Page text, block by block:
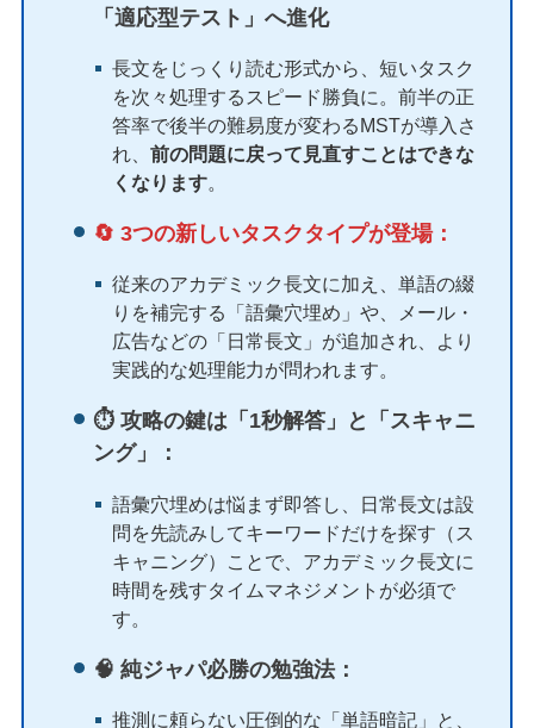
「適応型テスト」へ進化
長文をじっくり読む形式から、短いタスク
を次々処理するスピード勝負に。前半の正
答率で後半の難易度が変わるMSTが導入さ
れ、前の問題に戻って見直すことはできな
くなります。
🔄 3つの新しいタスクタイプが登場：
従来のアカデミック長文に加え、単語の綴
りを補完する「語彙穴埋め」や、メール・
広告などの「日常長文」が追加され、より
実践的な処理能力が問われます。
⏱️ 攻略の鍵は「1秒解答」と「スキャニ
ング」：
語彙穴埋めは悩まず即答し、日常長文は設
問を先読みしてキーワードだけを探す（ス
キャニング）ことで、アカデミック長文に
時間を残すタイムマネジメントが必須で
す。
🧠 純ジャパ必勝の勉強法：
推測に頼らない圧倒的な「単語暗記」と、